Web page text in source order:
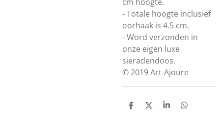
- Totale hoogte inclusief
oorhaak is 4.5 cm.
- Word verzonden in
onze eigen luxe
sieradendoos.
© 2019 Art-Ajoure
D
D
S
D